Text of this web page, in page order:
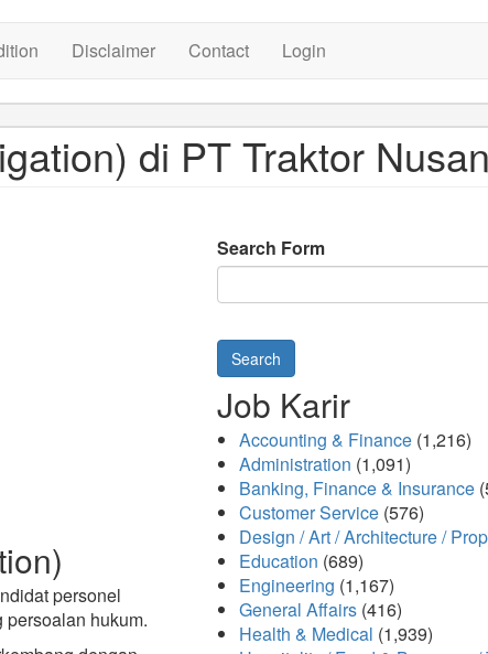
Disclaimer Contact Login
di PT Traktor
personel
hukum.
Search Form
Search
Job Karir
Accounting & Finance (1,216)
Administration (1,091)
Banking, Finance & Insurance
Customer Service (576)
Design / Art / Architecture /
Education (689)
Engineering (1,167)
General Affairs (416)
Health & Medical (1,939)